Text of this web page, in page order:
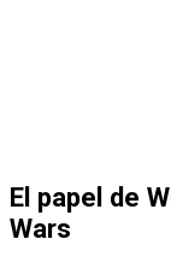
El papel de
Wars